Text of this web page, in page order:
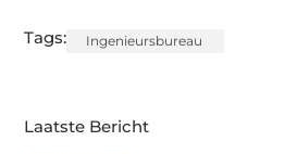
Tags: Ingenieursbureau
Laatste Bericht